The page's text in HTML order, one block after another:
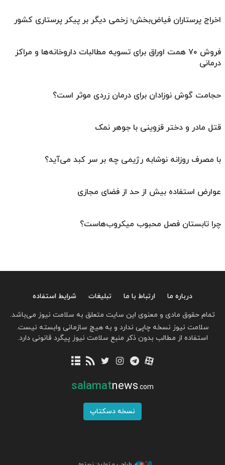
اخراج پرستاران فیاض‌بخش؛ زخمی دیگر بر پیکر پرستاری کشور
فروش ۷۰ همت اوراق برای تسویه مطالبات داروخانه‌ها و مراکز
درمانی
حجامت گوش نوزادان برای درمان زردی موثر است؟
قتل مادر و دختر قزوینی با جوهر نمک
با مصرف روزانه نوشابه رژیمی چه بر سر کبد می‌آید؟
عوارض استفاده بیش از حد از فضای مجازی
چرا تابستان فصل محبوب میکروب‌هاست؟
درباره ما ارتباط با ما تبلیغات
شرایط استفاده
تمام حقوق مادی و معنوی این سایت متعلق به سلامت نیوز می‌باشد.
سلامت نیوز نسخه چاپی ندارد و به هیچ سازمانی وابسته نیست.
استفاده از مطالب بدون ذکر منبع سلامت نیوز پیگرد قانونی دارد.
salamatnews.com
نسخه دسکتاپ